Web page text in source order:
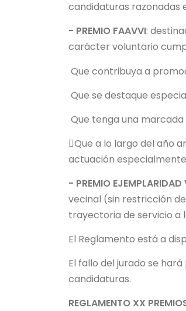
candidaturas razonadas
- PREMIO FAAVVI:
carácter voluntario
Que contribuya a
Que se destaque
Que tenga una
Que a lo largo del año
actuación
- PREMIO EJEMPLARIDAD
vecinal (sin restricción
trayectoria de servicio a
El Reglamento está a
El fallo del jurado se
candidaturas.
REGLAMENTO XX